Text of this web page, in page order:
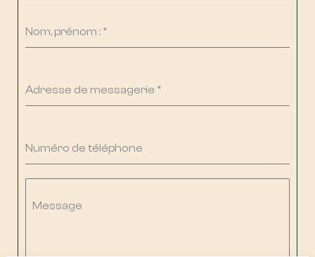
Nom, prénom : *
Adresse de messagerie *
Numéro de téléphone
Message